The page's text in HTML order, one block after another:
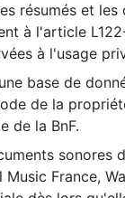
résumés et
à l'article
à l'usage
base de
de la
de la BnF.
sonores
France,